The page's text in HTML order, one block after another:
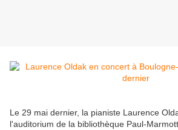
Le 29 mai dernier, la pianiste Laurence
l'auditorium de la bibliothèque Paul-